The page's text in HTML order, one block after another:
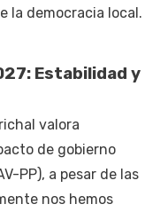
la democracia local.
Estabilidad y
valora
de gobierno
PP), a pesar de las
nos hemos